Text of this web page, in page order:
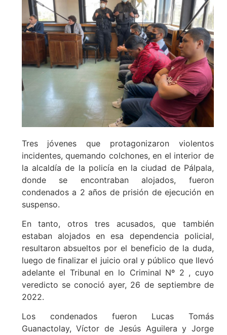
Tres jóvenes que protagonizaron violentos
incidentes, quemando colchones, en el interior de
la alcaldía de la policía en la ciudad de Pálpala,
donde se encontraban alojados, fueron
condenados a 2 años de prisión de ejecución en
suspenso.
En tanto, otros tres acusados, que también
estaban alojados en esa dependencia policial,
resultaron absueltos por el beneficio de la duda,
luego de finalizar el juicio oral y público que llevó
adelante el Tribunal en lo Criminal Nº 2 , cuyo
veredicto se conoció ayer, 26 de septiembre de
2022.
Los condenados fueron Lucas Tomás
Guanactolay, Víctor de Jesús Aguilera y Jorge